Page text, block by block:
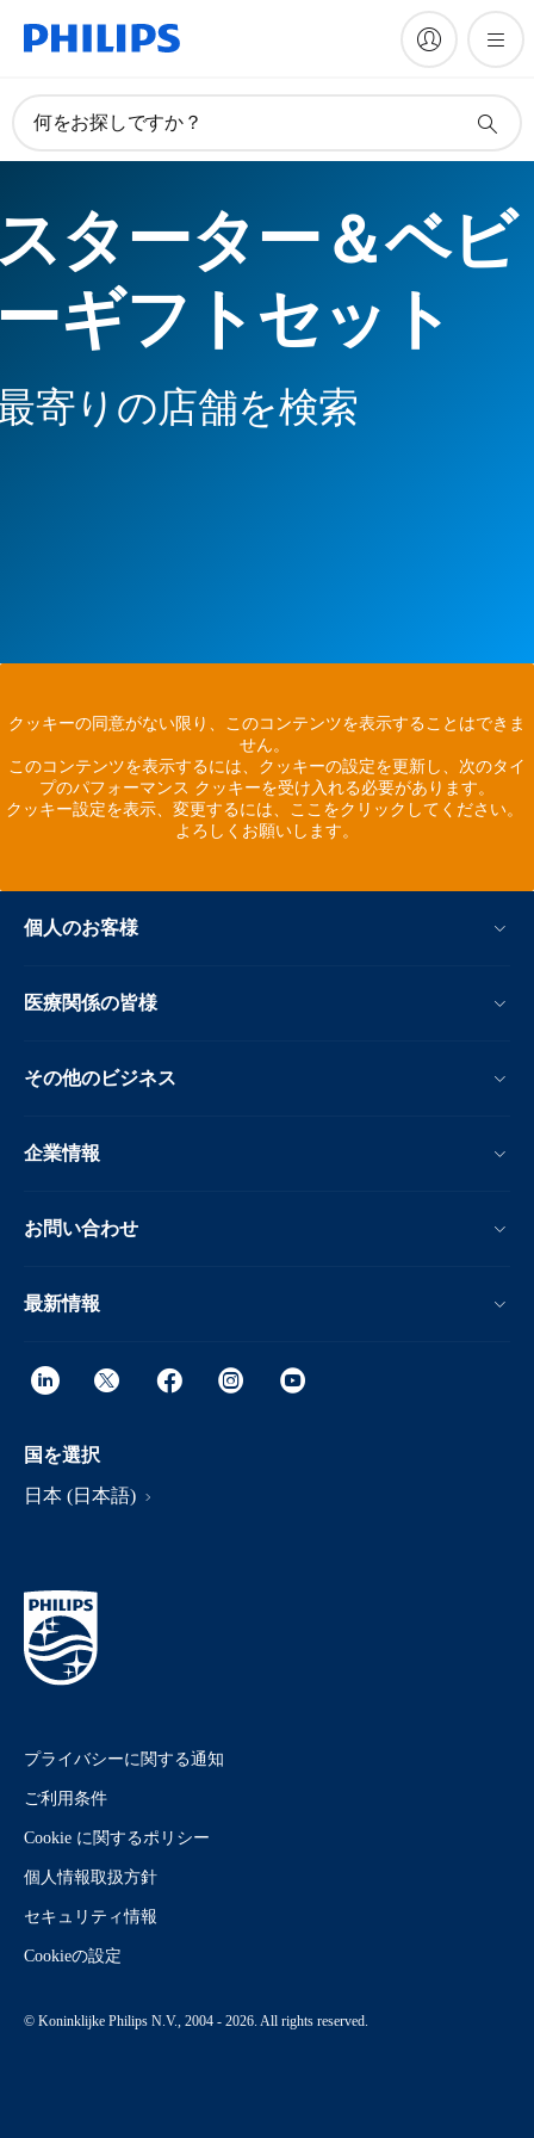
何をお探しですか？
ターター＆ベビ
ギフトセット
寄りの店舗を検索
クッキーの同意がない限り、このコンテンツを表示することはできま
せん。
このコンテンツを表示するには、クッキーの設定を更新し、次のタイ
プのパフォーマンス クッキーを受け入れる必要があります。
クッキー設定を表示、変更するには、ここをクリックしてください。
よろしくお願いします。
個人のお客様
医療関係の皆様
その他のビジネス
企業情報
お問い合わせ
最新情報
国を選択
日本 (日本語)
プライバシーに関する通知
ご利用条件
Cookie に関するポリシー
個人情報取扱方針
セキュリティ情報
Cookieの設定
© Koninklijke Philips N.V., 2004 - 2026. All rights reserved.